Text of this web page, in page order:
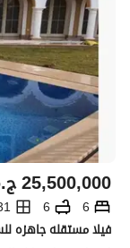
25,500,000
6
6
331